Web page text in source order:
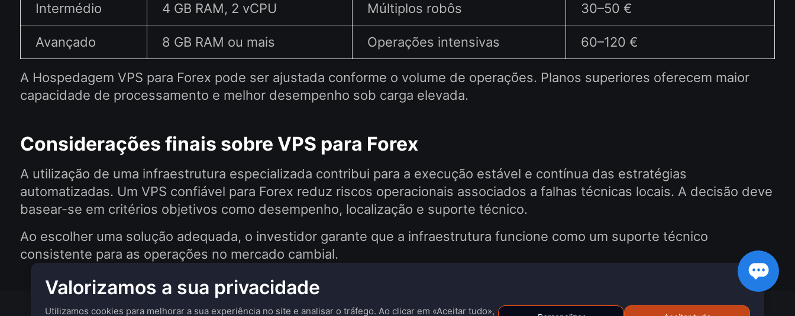
Intermédio 4 GB RAM, 2 vCPU Múltiplos robôs 30–50 €
Avançado 8 GB RAM ou mais Operações intensivas 60–120 €
A Hospedagem VPS para Forex pode ser ajustada conforme o volume de operações. Planos superiores oferecem maior
capacidade de processamento e melhor desempenho sob carga elevada.
Considerações finais sobre VPS para Forex
A utilização de uma infraestrutura especializada contribui para a execução estável e contínua das estratégias
automatizadas. Um VPS confiável para Forex reduz riscos operacionais associados a falhas técnicas locais. A decisão deve
basear-se em critérios objetivos como desempenho, localização e suporte técnico.
Ao escolher uma solução adequada, o investidor garante que a infraestrutura funcione como um suporte técnico
consistente para as operações no mercado cambial.
Valorizamos a sua privacidade
Utilizamos cookies para melhorar a sua experiência no site e analisar o tráfego. Ao clicar em «Aceitar tudo»,